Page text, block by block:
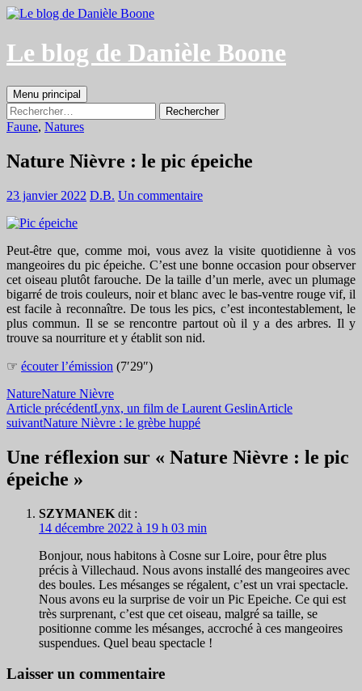
Aller
contenu
Le blog de Danièle Boone
Recherche
Menu principal
Rechercher :
Faune, Natures
Nature Nièvre : le pic épeiche
23 janvier 2022 D.B. Un commentaire
Peut-être que, comme moi, vous avez la visite quotidienne à vos
mangeoires du pic épeiche. C’est une bonne occasion pour observer
cet oiseau plutôt farouche. De la taille d’un merle, avec un plumage
bigarré de trois couleurs, noir et blanc avec le bas-ventre rouge vif, il
est facile à reconnaître. De tous les pics, c’est incontestablement, le
plus commun. Il se se rencontre partout où il y a des arbres. Il y
trouve sa nourriture et y établit son nid.
☞ écouter l’émission (7′29″)
NatureNature Nièvre
Navigation
des
articles
Article précédentLynx, un film de Laurent GeslinArticle
suivantNature Nièvre : le grèbe huppé
Une réflexion sur « Nature Nièvre : le pic
épeiche »
SZYMANEK dit :
14 décembre 2022 à 19 h 03 min
Bonjour, nous habitons à Cosne sur Loire, pour être plus
précis à Villechaud. Nous avons installé des mangeoires avec
des boules. Les mésanges se régalent, c’est un vrai spectacle.
Nous avons eu la surprise de voir un Pic Epeiche. Ce qui est
très surprenant, c’est que cet oiseau, malgré sa taille, se
positionne comme les mésanges, accroché à ces mangeoires
suspendues. Quel beau spectacle !
Laisser un commentaire